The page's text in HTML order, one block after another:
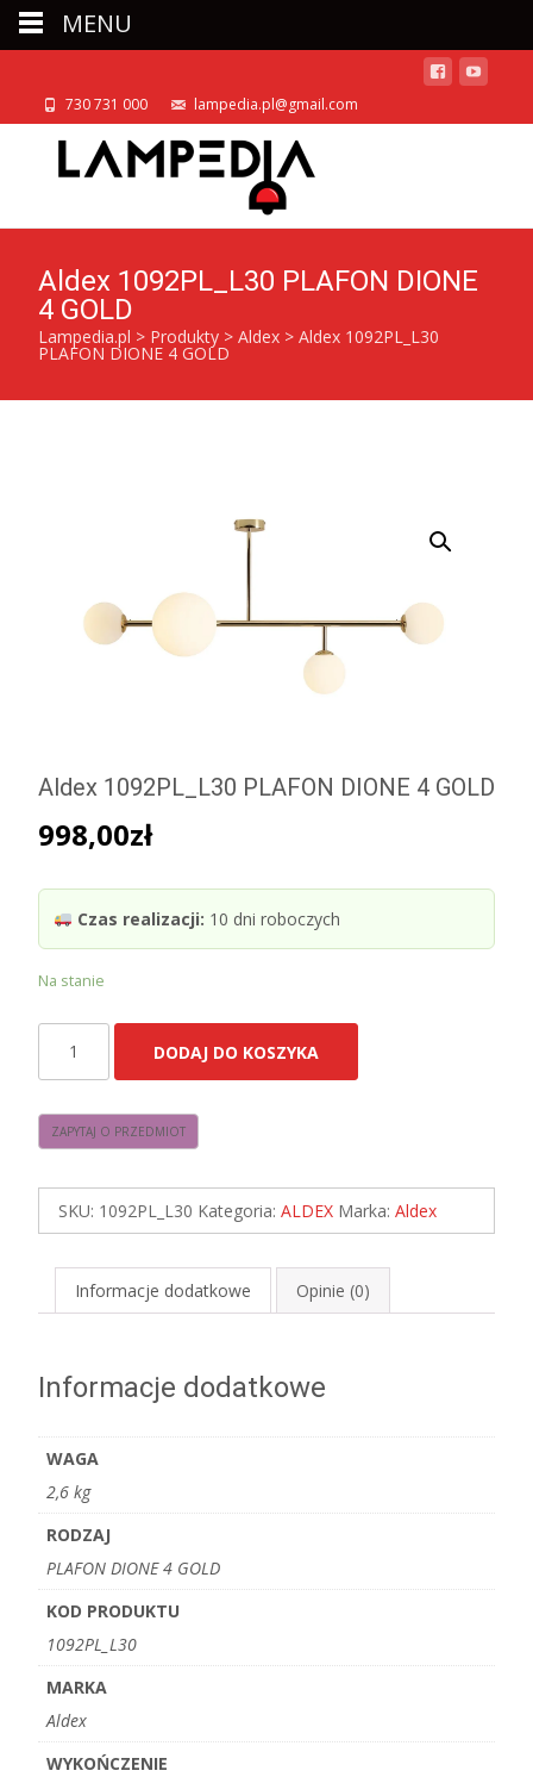
730 731 000 lampedia.pl@gmail.com
Aldex 1092PL_L30 PLAFON DIONE
4 GOLD
Lampedia.pl > Produkty > Aldex > Aldex 1092PL_L30
PLAFON DIONE 4 GOLD
Aldex 1092PL_L30 PLAFON DIONE 4 GOLD
998,00zł
Czas realizacji: 10 dni roboczych
Na stanie
PLAFON
DIONE
4
GOLD
DODAJ DO KOSZYKA
SKU: 1092PL_L30 Kategoria: ALDEX Marka: Aldex
Informacje dodatkowe Opinie (0)
Informacje dodatkowe
WAGA
2,6 kg
RODZAJ
PLAFON DIONE 4 GOLD
KOD PRODUKTU
1092PL_L30
MARKA
Aldex
WYKOŃCZENIE
MENU